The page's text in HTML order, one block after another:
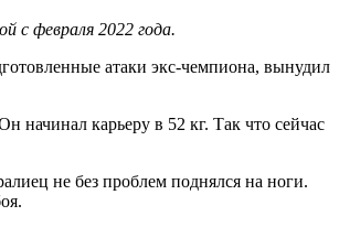
с февраля 2022 года.
атаки экс-чемпиона, вынудил
начинал карьеру в 52 кг. Так что сейчас
не без проблем поднялся на ноги.